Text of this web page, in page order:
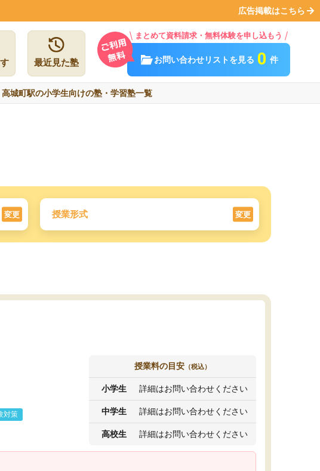
広告掲載はこちら
最近見た塾
まとめて資料請求・無料体験を申し込もう
お問い合わせリストを見る 0 件
高城町駅の小学生向けの塾・学習塾一覧
変更 授業形式 変更
対策
授業料の目安 （税込）
小学生 詳細はお問い合わせください
中学生 詳細はお問い合わせください
高校生 詳細はお問い合わせください